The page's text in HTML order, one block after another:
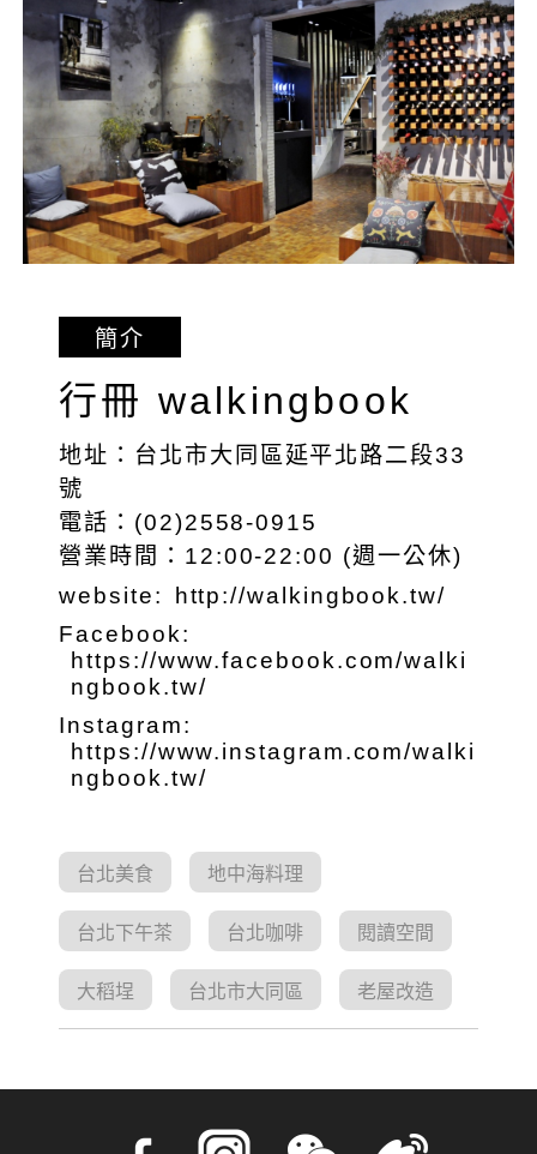
簡介
行冊 walkingbook
地址：台北市大同區延平北路二段33
號
電話：(02)2558-0915
營業時間：12:00-22:00 (週一公休)
website:
http://walkingbook.tw/
Facebook:
https://www.facebook.com/walki
ngbook.tw/
Instagram:
https://www.instagram.com/walki
ngbook.tw/
台北美食 地中海料理
台北下午茶 台北咖啡 閱讀空間
大稻埕 台北市大同區 老屋改造